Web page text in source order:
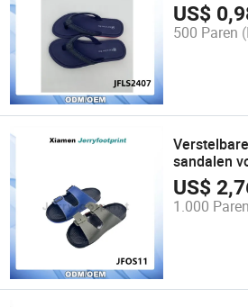
US$
500 Paren
sandalen
vrouwen
verlichting
plantaire
US$
1.000 Paren